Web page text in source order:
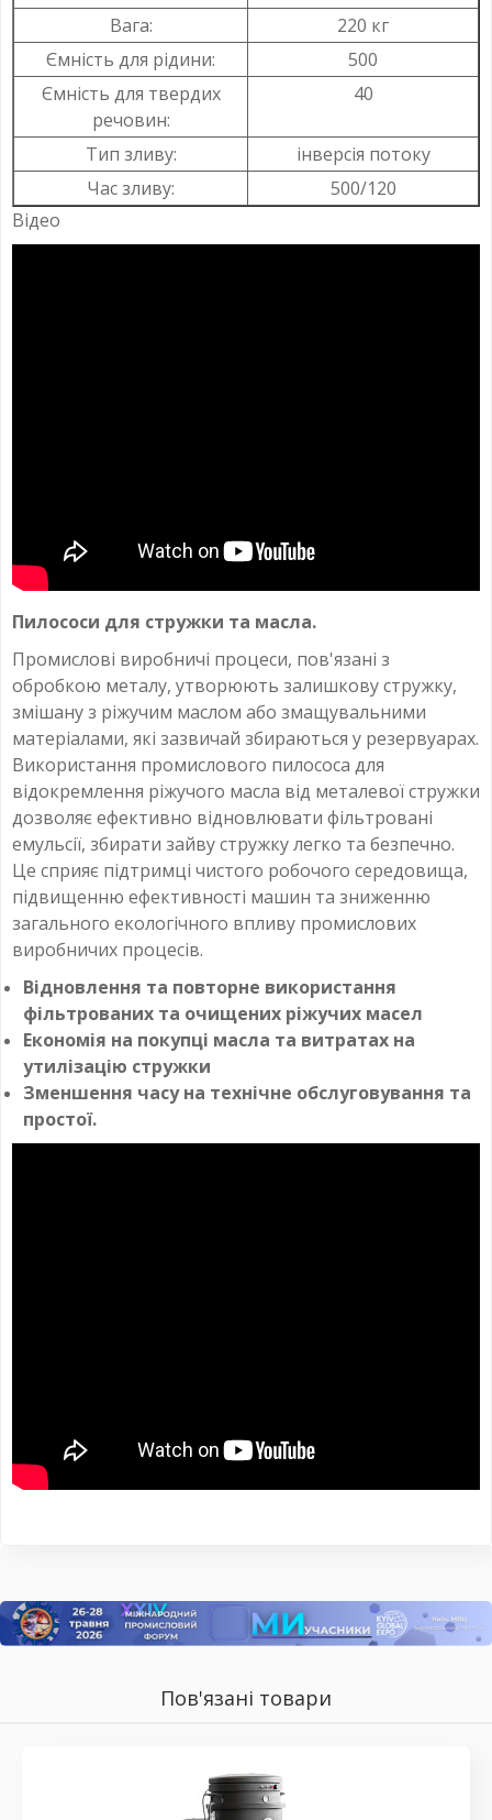
Вага:
220 кг
Ємність для рідини:
500
Ємність для твердих
речовин:
40
Тип зливу:
інверсія потоку
Час зливу:
500/120
Відео
Пилососи для стружки та масла.
Промислові виробничі процеси, пов'язані з
обробкою металу, утворюють залишкову стружку,
змішану з ріжучим маслом або змащувальними
матеріалами, які зазвичай збираються у резервуарах.
Використання промислового пилососа для
відокремлення ріжучого масла від металевої стружки
дозволяє ефективно відновлювати фільтровані
емульсії, збирати зайву стружку легко та безпечно.
Це сприяє підтримці чистого робочого середовища,
підвищенню ефективності машин та зниженню
загального екологічного впливу промислових
виробничих процесів.
Відновлення та повторне використання
фільтрованих та очищених ріжучих масел
Економія на покупці масла та витратах на
утилізацію стружки
Зменшення часу на технічне обслуговування та
простої.
Пов'язані товари